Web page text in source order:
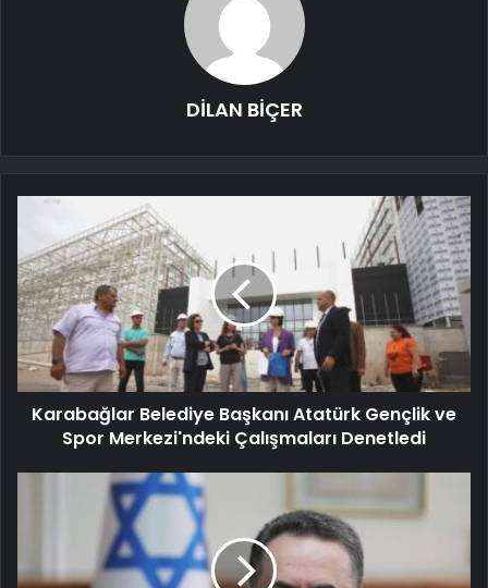
DİLAN BİÇER
Karabağlar Belediye Başkanı Atatürk Gençlik ve
Spor Merkezi'ndeki Çalışmaları Denetledi